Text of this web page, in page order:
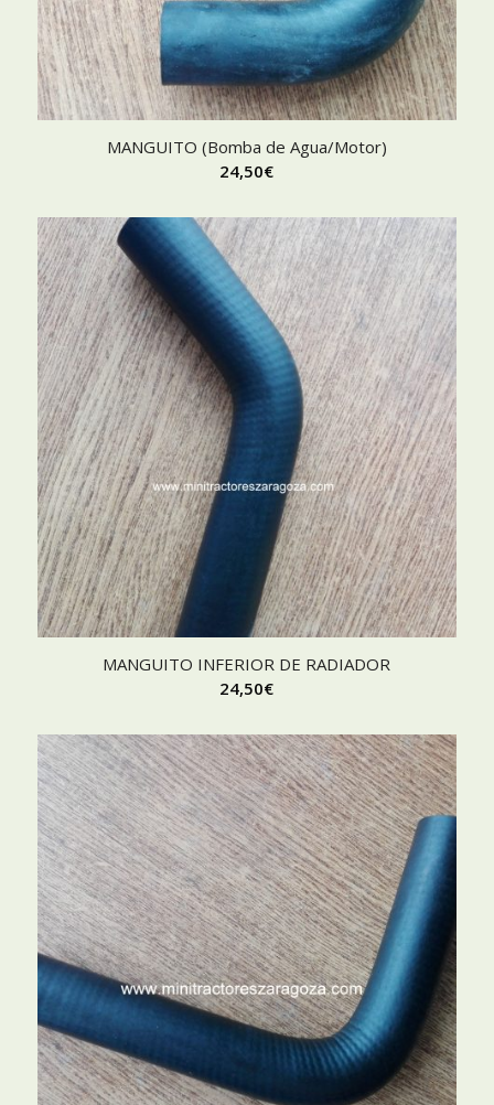
MANGUITO (Bomba de Agua/Motor)
24,50€
MANGUITO INFERIOR DE RADIADOR
24,50€